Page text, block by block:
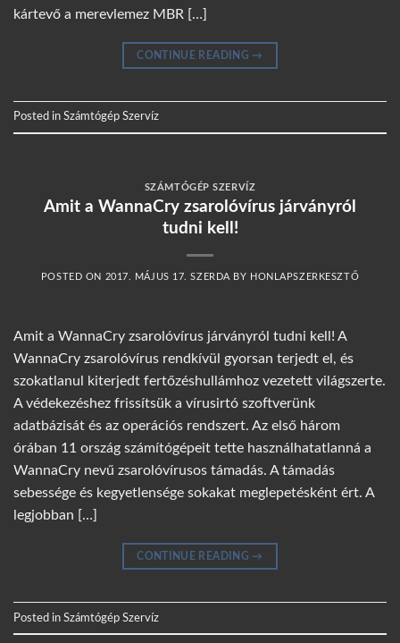
kártevő a merevlemez MBR […]
CONTINUE READING →
Posted in Számtógép Szervíz
SZÁMTÓGÉP SZERVÍZ
Amit a WannaCry zsarolóvírus járványról
tudni kell!
POSTED ON 2017. MÁJUS 17. SZERDA BY HONLAPSZERKESZTŐ
Amit a WannaCry zsarolóvírus járványról tudni kell! A
WannaCry zsarolóvírus rendkívül gyorsan terjedt el, és
szokatlanul kiterjedt fertőzéshullámhoz vezetett világszerte.
A védekezéshez frissítsük a vírusirtó szoftverünk
adatbázisát és az operációs rendszert. Az első három
órában 11 ország számítógépeit tette használhatatlanná a
WannaCry nevű zsarolóvírusos támadás. A támadás
sebessége és kegyetlensége sokakat meglepetésként ért. A
legjobban […]
CONTINUE READING →
Posted in Számtógép Szervíz